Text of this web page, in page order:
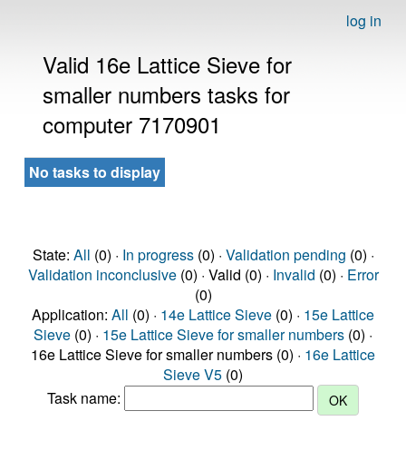
log in
Valid 16e Lattice Sieve for
smaller numbers tasks for
computer 7170901
No tasks to display
State: All (0) · In progress(0) · Validation pending (0) ·
Validation inconclusive(0) · Valid (0) · Invalid (0) · Error
(0)
Application: All (0) · 14e Lattice Sieve (0) · 15e Lattice
Sieve (0) · 15e Lattice Sieve for smaller numbers (0) ·
16e Lattice Sieve for smaller numbers (0) · 16e Lattice
Sieve V5 (0)
Task name: